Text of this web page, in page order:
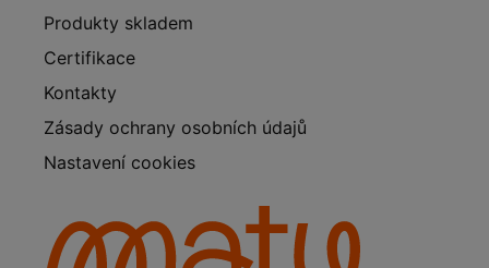
Produkty skladem
Certifikace
Kontakty
Zásady ochrany osobních údajů
Nastavení cookies